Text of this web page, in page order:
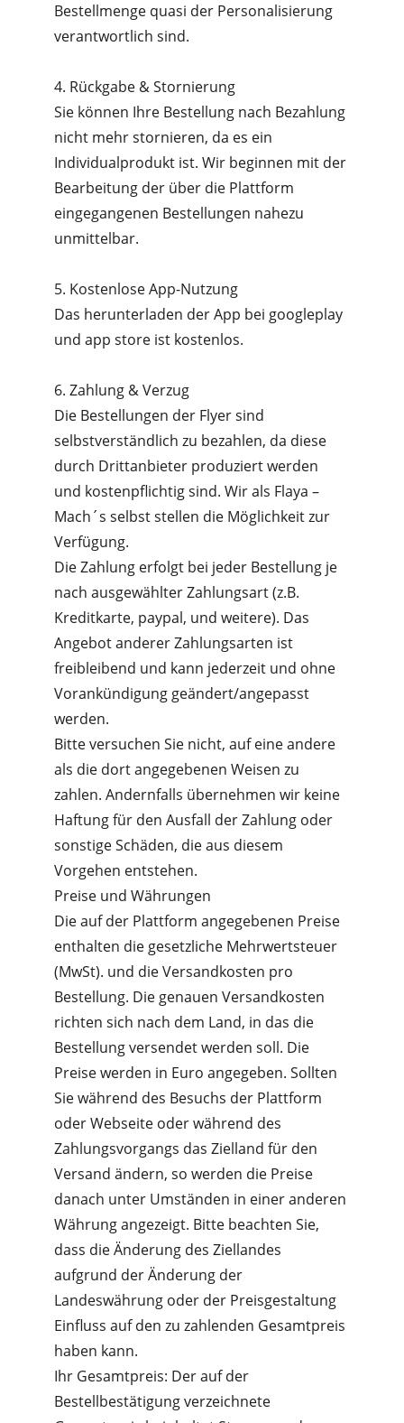
Bestellmenge quasi der Personalisierung
verantwortlich sind.
4. Rückgabe & Stornierung
Sie können Ihre Bestellung nach Bezahlung
nicht mehr stornieren, da es ein
Individualprodukt ist. Wir beginnen mit der
Bearbeitung der über die Plattform
eingegangenen Bestellungen nahezu
unmittelbar.
5. Kostenlose App-Nutzung
Das herunterladen der App bei googleplay
und app store ist kostenlos.
6. Zahlung & Verzug
Die Bestellungen der Flyer sind
selbstverständlich zu bezahlen, da diese
durch Drittanbieter produziert werden
und kostenpflichtig sind. Wir als Flaya –
Mach´s selbst stellen die Möglichkeit zur
Verfügung.
Die Zahlung erfolgt bei jeder Bestellung je
nach ausgewählter Zahlungsart (z.B.
Kreditkarte, paypal, und weitere). Das
Angebot anderer Zahlungsarten ist
freibleibend und kann jederzeit und ohne
Vorankündigung geändert/angepasst
werden.
Bitte versuchen Sie nicht, auf eine andere
als die dort angegebenen Weisen zu
zahlen. Andernfalls übernehmen wir keine
Haftung für den Ausfall der Zahlung oder
sonstige Schäden, die aus diesem
Vorgehen entstehen.
Preise und Währungen
Die auf der Plattform angegebenen Preise
enthalten die gesetzliche Mehrwertsteuer
(MwSt). und die Versandkosten pro
Bestellung. Die genauen Versandkosten
richten sich nach dem Land, in das die
Bestellung versendet werden soll. Die
Preise werden in Euro angegeben. Sollten
Sie während des Besuchs der Plattform
oder Webseite oder während des
Zahlungsvorgangs das Zielland für den
Versand ändern, so werden die Preise
danach unter Umständen in einer anderen
Währung angezeigt. Bitte beachten Sie,
dass die Änderung des Ziellandes
aufgrund der Änderung der
Landeswährung oder der Preisgestaltung
Einfluss auf den zu zahlenden Gesamtpreis
haben kann.
Ihr Gesamtpreis: Der auf der
Bestellbestätigung verzeichnete